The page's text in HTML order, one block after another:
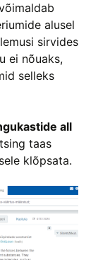
alusel
sirvides
ei nõuaks,
selleks
all
taas
klõpsata.